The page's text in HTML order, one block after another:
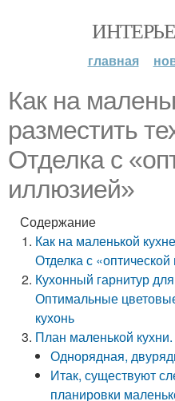
главная
Как на
разместить
Отделка с
иллюзией»
Содержание
Как на маленькой
Отделка с
Кухонный гарнитур
Оптимальные
кухонь
План маленькой кухни.
Однорядная,
Итак, существуют
планировки